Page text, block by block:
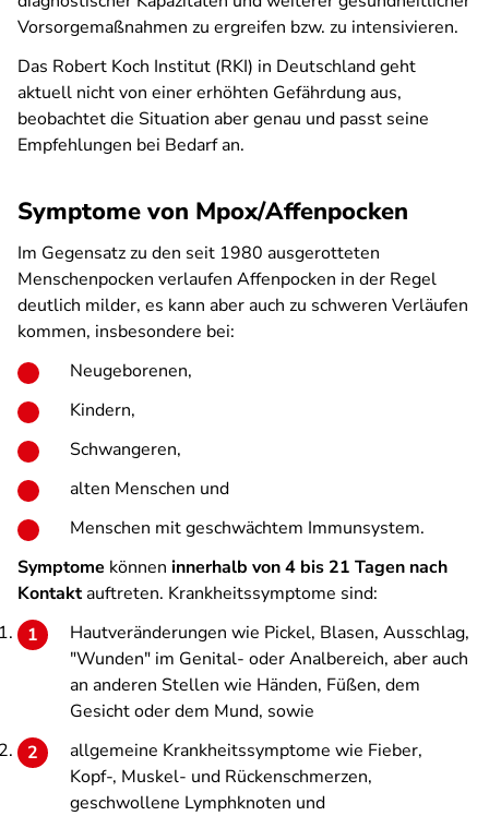
Vorsorgemaßnahmen zu ergreifen bzw. zu intensivieren.
Das Robert Koch Institut (RKI) in Deutschland geht
aktuell nicht von einer erhöhten Gefährdung aus,
beobachtet die Situation aber genau und passt seine
Empfehlungen bei Bedarf an.
Symptome von Mpox/Affenpocken
Im Gegensatz zu den seit 1980 ausgerotteten
Menschenpocken verlaufen Affenpocken in der Regel
deutlich milder, es kann aber auch zu schweren Verläufen
kommen, insbesondere bei:
Neugeborenen,
Kindern,
Schwangeren,
alten Menschen und
Menschen mit geschwächtem Immunsystem.
Symptome können innerhalb von 4 bis 21 Tagen nach
Kontaktauftreten. Krankheitssymptome sind:
Hautveränderungen wie Pickel, Blasen, Ausschlag,
"Wunden" im Genital- oder Analbereich, aber auch
an anderen Stellen wie Händen, Füßen, dem
Gesicht oder dem Mund, sowie
allgemeine Krankheitssymptome wie Fieber,
Kopf-, Muskel- und Rückenschmerzen,
geschwollene Lymphknoten und